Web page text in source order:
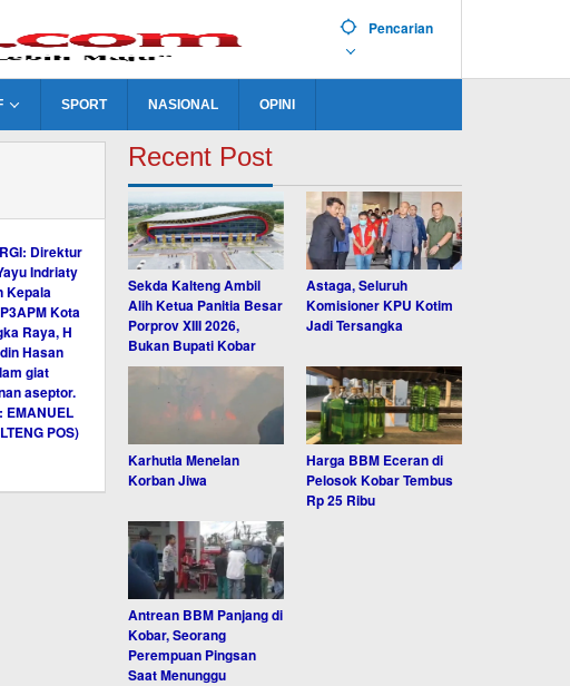
Pencarian
SPORT NASIONAL OPINI
Recent Post
Sekda Kalteng Ambil
Alih Ketua Panitia Besar
Porprov XIII 2026,
Bukan Bupati Kobar
Astaga, Seluruh
Komisioner KPU Kotim
Jadi Tersangka
Karhutla Menelan
Korban Jiwa
Harga BBM Eceran di
Pelosok Kobar Tembus
Rp 25 Ribu
Antrean BBM Panjang di
Kobar, Seorang
Perempuan Pingsan
Saat Menunggu